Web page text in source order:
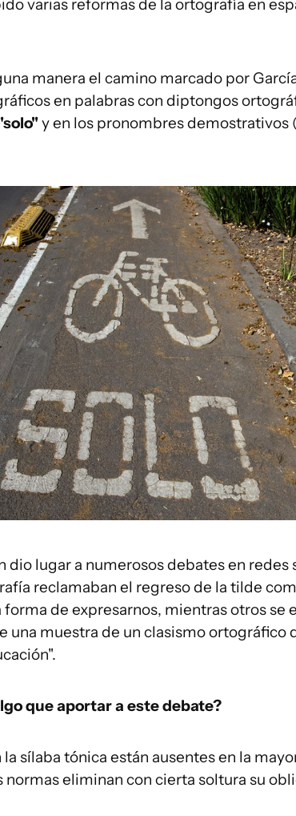
varias reformas de la ortografía en
manera el camino marcado por
en palabras con diptongos
y en los pronombres demostrativos
dio lugar a numerosos debates en redes
reclamaban el regreso de la tilde
de expresarnos, mientras otros se
una muestra de un clasismo ortográfico
que aportar a este debate?
sílaba tónica están ausentes en la
normas eliminan con cierta soltura su